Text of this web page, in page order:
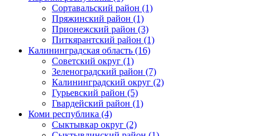
Сортавальский район (1)
Пряжинский район (1)
Прионежский район (3)
Питкярантский район (1)
Калининградская область (16)
Советский округ (1)
Зеленоградский район (7)
Калининградский округ (2)
Гурьевский район (5)
Гвардейский район (1)
Коми республика (4)
Сыктывкар округ (2)